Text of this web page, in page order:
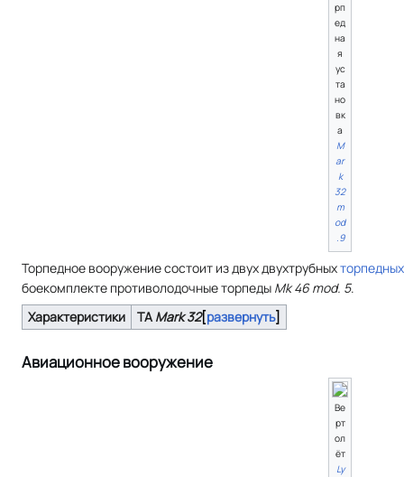
рп
ед
на
я
ус
та
но
вк
а
M
ar
k
32
m
od
.9
Торпедное вооружение состоит из двух двухтрубных
боекомплекте противолодочные торпеды Mk 46 mod. 5.
Характеристики
развернуть
ТА Mark 32
Авиационное вооружение
Ве
рт
ол
ёт
Ly